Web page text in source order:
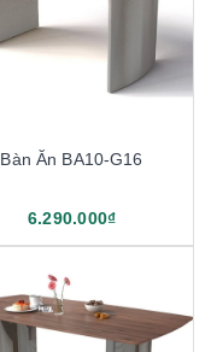
Bàn Ăn BA10-G16
6.290.000₫